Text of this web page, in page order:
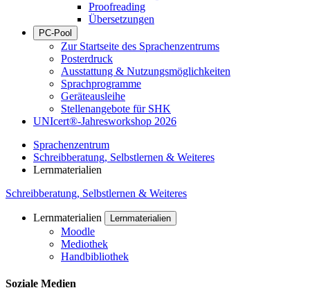
Proofreading
Übersetzungen
PC-Pool
Zur Startseite des Sprachenzentrums
Posterdruck
Ausstattung & Nutzungsmöglichkeiten
Sprachprogramme
Geräteausleihe
Stellenangebote für SHK
UNIcert®-Jahresworkshop 2026
Sprachenzentrum
Schreibberatung, Selbstlernen & Weiteres
Lernmaterialien
Schreibberatung, Selbstlernen & Weiteres
Lernmaterialien Lernmaterialien
Moodle
Mediothek
Handbibliothek
Soziale Medien